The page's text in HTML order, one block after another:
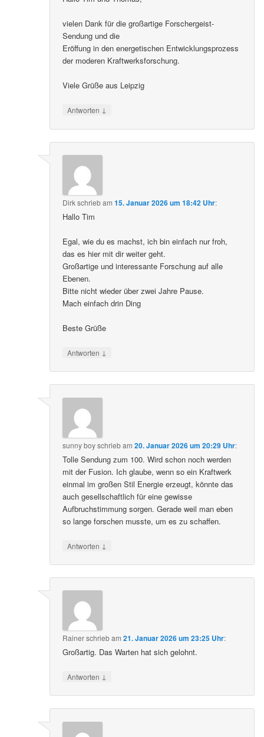
vielen Dank für die großartige Forschergeist-
Sendung und die
Eröffung in den energetischen Entwicklungsprozess
der moderen Kraftwerksforschung.
Viele Grüße aus Leipzig
Antworten ↓
Dirkschriebam15. Januar 2026 um 18:42 Uhr:
Hallo Tim
Egal, wie du es machst, ich bin einfach nur froh,
das es hier mit dir weiter geht.
Großartige und interessante Forschung auf alle
Ebenen.
Bitte nicht wieder über zwei Jahre Pause.
Mach einfach drin Ding
Beste Grüße
Antworten ↓
sunny boyschriebam20. Januar 2026 um 20:29 Uhr:
Tolle Sendung zum 100. Wird schon noch werden
mit der Fusion. Ich glaube, wenn so ein Kraftwerk
einmal im großen Stil Energie erzeugt, könnte das
auch gesellschaftlich für eine gewisse
Aufbruchstimmung sorgen. Gerade weil man eben
so lange forschen musste, um es zu schaffen.
Antworten ↓
Rainerschriebam21. Januar 2026 um 23:25 Uhr:
Großartig. Das Warten hat sich gelohnt.
Antworten ↓